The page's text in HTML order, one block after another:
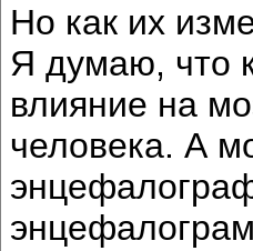
Но как их
Я думаю, что
влияние на
человека. А